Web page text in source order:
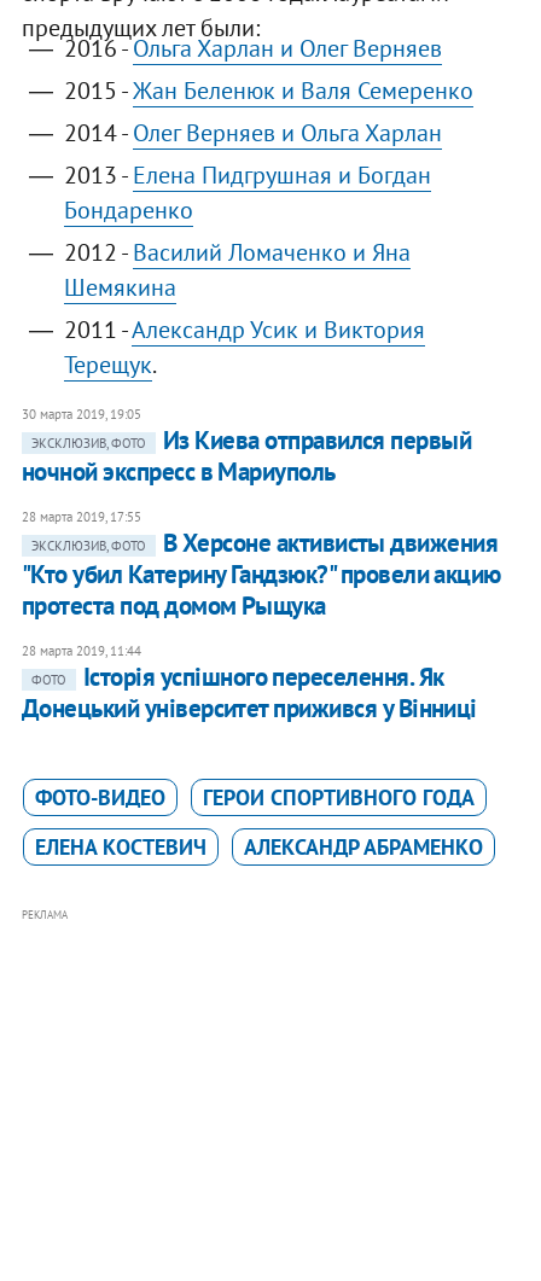
предыдущих лет были:
2016 -Ольга Харлан и Олег Верняев
2015 -Жан Беленюк и Валя Семеренко
2014 -Олег Верняев и Ольга Харлан
2013 -Елена Пидгрушная и Богдан
Бондаренко
2012 -Василий Ломаченко и Яна
Шемякина
2011 -Александр Усик и Виктория
Терещук.
30 марта 2019, 19:05
ЭКСКЛЮЗИВ, ФОТО
Из Киева отправился первый
ночной экспресс в Мариуполь
28 марта 2019, 17:55
ЭКСКЛЮЗИВ, ФОТО
В Херсоне активисты движения
"Кто убил Катерину Гандзюк?" провели акцию
протеста под домом Рыщука
28 марта 2019, 11:44
ФОТО
Історія успішного переселення. Як
Донецький університет прижився у Вінниці
ФОТО-ВИДЕО
ГЕРОИ СПОРТИВНОГО ГОДА
ЕЛЕНА КОСТЕВИЧ
АЛЕКСАНДР АБРАМЕНКО
РЕКЛАМА